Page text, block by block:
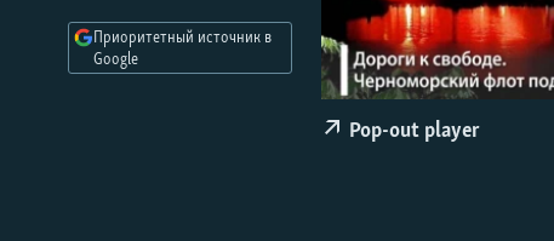
СЕВЕР.РЕАЛИИ
СИБИРЬ.РЕАЛИИ
Pop-out player
Приоритетный источник в
Google